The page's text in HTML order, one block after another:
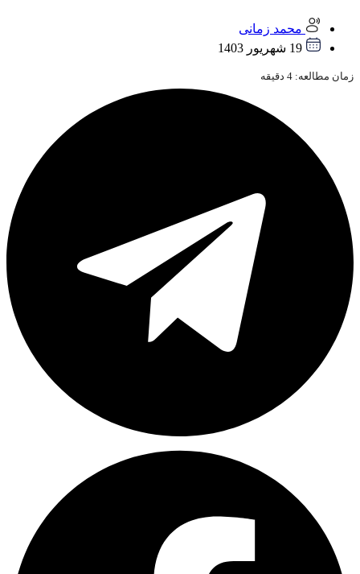
محمد زمانی
19 شهریور 1403
زمان مطالعه: 4 دقیقه